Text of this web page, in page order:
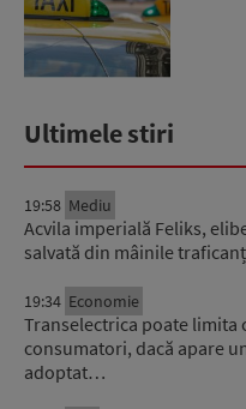
Ultimele stiri
19:58 Mediu
Acvila imperială Feliks,
salvată din mâinile
19:34 Economie
Transelectrica poate
consumatori, dacă apare
adoptat…